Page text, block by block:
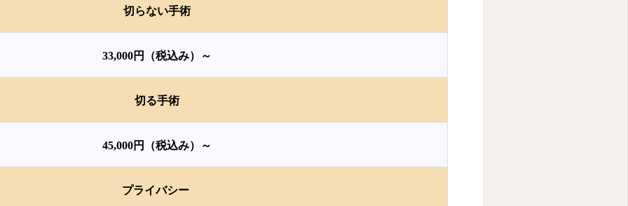
切らない手術
33,000円（税込み）～
切る手術
45,000円（税込み）～
プライバシー